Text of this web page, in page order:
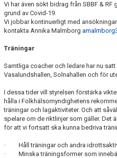
SHOP
ELITE WINTER CUP
AIK.SE
Vi har även sökt bidrag från SBBF &
grund av Covid-19.
Vi jobbar kontinuerligt med
kontakta Annika Malmborg
Träningar
Samtliga coacher och ledare har nu
Vasalundshallen, Solnahallen och för
I dessa tider vill styrelsen förstärka
hålla i Folkhälsomyndighetens
träningar och lagaktiviteter. Och att
spelare om de riktlinjer som gäller. Det
för att vi fortsatt ska kunna bedriva
· Håll träningar och andra
· Minska träningsformer som